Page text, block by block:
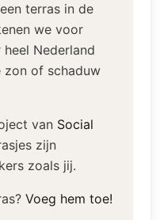
terras in de
we voor
Nederland
zon of schaduw
van Social
zijn
zoals jij.
Voeg hem toe!